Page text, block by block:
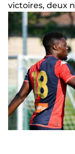
victoires, deux